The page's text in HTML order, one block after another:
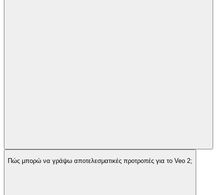
Πώς μπορώ να γράψω αποτελεσματικές προτροπές για το Veo 2;